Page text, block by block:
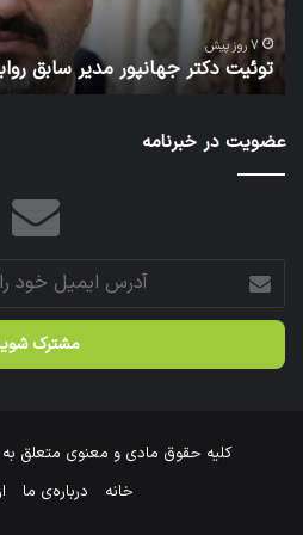
وزارت
بهداشت
7 روز پیش
توئیت دکتر جهانپور مدیر سابق
عضویت در خبرنامه
آدرس
ایمیل
خود
وارد
کلیه حقوق مادی و معنوی متعلق به
خانه
درباره‌ی ما